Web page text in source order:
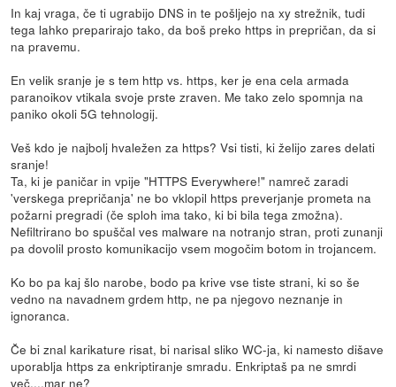
In kaj vraga, če ti ugrabijo DNS in te pošljejo na xy strežnik, tudi
tega lahko preparirajo tako, da boš preko https in prepričan, da si
na pravemu.
En velik sranje je s tem http vs. https, ker je ena cela armada
paranoikov vtikala svoje prste zraven. Me tako zelo spomnja na
paniko okoli 5G tehnologij.
Veš kdo je najbolj hvaležen za https? Vsi tisti, ki želijo zares delati
sranje!
Ta, ki je paničar in vpije "HTTPS Everywhere!" namreč zaradi
'verskega prepričanja' ne bo vklopil https preverjanje prometa na
požarni pregradi (če sploh ima tako, ki bi bila tega zmožna).
Nefiltrirano bo spuščal ves malware na notranjo stran, proti zunanji
pa dovolil prosto komunikacijo vsem mogočim botom in trojancem.
Ko bo pa kaj šlo narobe, bodo pa krive vse tiste strani, ki so še
vedno na navadnem grdem http, ne pa njegovo neznanje in
ignoranca.
Če bi znal karikature risat, bi narisal sliko WC-ja, ki namesto dišave
uporablja https za enkriptiranje smradu. Enkriptaš pa ne smrdi
več....mar ne?